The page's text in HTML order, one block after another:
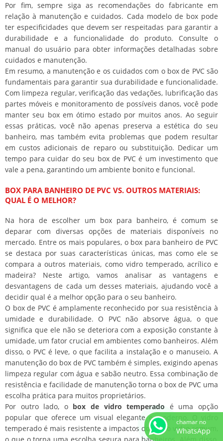
Por fim, sempre siga as recomendações do fabricante em
relação à manutenção e cuidados. Cada modelo de box pode
ter especificidades que devem ser respeitadas para garantir a
durabilidade e a funcionalidade do produto. Consulte o
manual do usuário para obter informações detalhadas sobre
cuidados e manutenção.
Em resumo, a manutenção e os cuidados com o box de PVC são
fundamentais para garantir sua durabilidade e funcionalidade.
Com limpeza regular, verificação das vedações, lubrificação das
partes móveis e monitoramento de possíveis danos, você pode
manter seu box em ótimo estado por muitos anos. Ao seguir
essas práticas, você não apenas preserva a estética do seu
banheiro, mas também evita problemas que podem resultar
em custos adicionais de reparo ou substituição. Dedicar um
tempo para cuidar do seu box de PVC é um investimento que
vale a pena, garantindo um ambiente bonito e funcional.
BOX PARA BANHEIRO DE PVC VS. OUTROS MATERIAIS:
QUAL É O MELHOR?
Na hora de escolher um box para banheiro, é comum se
deparar com diversas opções de materiais disponíveis no
mercado. Entre os mais populares, o box para banheiro de PVC
se destaca por suas características únicas, mas como ele se
compara a outros materiais, como vidro temperado, acrílico e
madeira? Neste artigo, vamos analisar as vantagens e
desvantagens de cada um desses materiais, ajudando você a
decidir qual é a melhor opção para o seu banheiro.
O box de PVC é amplamente reconhecido por sua resistência à
umidade e durabilidade. O PVC não absorve água, o que
significa que ele não se deteriora com a exposição constante à
umidade, um fator crucial em ambientes como banheiros. Além
disso, o PVC é leve, o que facilita a instalação e o manuseio. A
manutenção do box de PVC também é simples, exigindo apenas
limpeza regular com água e sabão neutro. Essa combinação de
resistência e facilidade de manutenção torna o box de PVC uma
escolha prática para muitos proprietários.
Por outro lado, o box de vidro temperado é uma opção
popular que oferece um visual elegante e moderno. O vidro
temperado é mais resistente a impactos do que o vidro comum,
chamar no
WhatsApp